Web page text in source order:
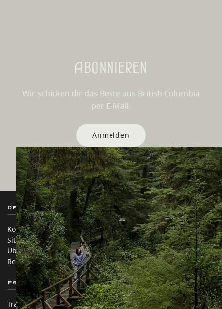
Abonnieren
Wir schicken dir das Beste aus British Columbia
per E-Mail.
Anmelden
Destination BC
Kontakt
Sitemap
Über uns
Rechtliches & Richtlinien
Unsere Websites
Reisebranche
Medien
Unternehmen
简体中文 – China
Partnerseiten
Trade & Invest BC
Auf dieser Website
Reisevorschläge